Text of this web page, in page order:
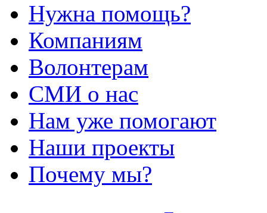
Нужна помощь?
Компаниям
Волонтерам
СМИ о нас
Нам уже помогают
Наши проекты
Почему мы?